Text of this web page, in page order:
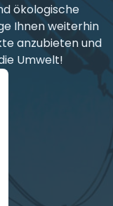
ökologische
Ihnen weiterhin
anzubieten und
Umwelt!